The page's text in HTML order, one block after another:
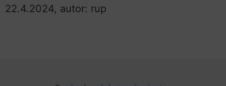
22.4.2024, autor: rup